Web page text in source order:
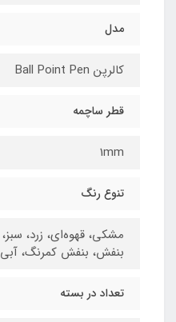
مدل
کالرپن Ball Point Pen
قطر ساچمه
1mm
تنوع رنگ
مشکی، قهوه‌ای، زرد،
بنفش، بنفش کمرنگ،
تعداد در بسته